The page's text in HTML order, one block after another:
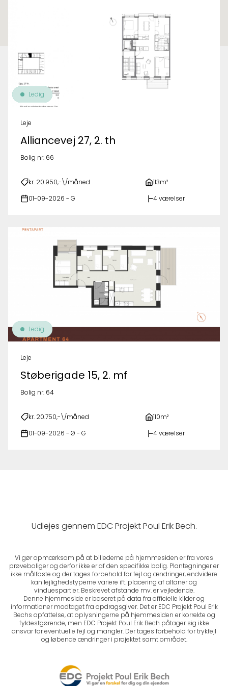
Ledig
Leje
Alliancevej 27, 2. th
Bolig nr. 66
kr. 20.950,-\/måned 113m²
01-09-2026 - G 4 værelser
Ledig
Leje
Støberigade 15, 2. mf
Bolig nr. 64
kr. 20.750,-\/måned 110m²
01-09-2026 - Ø - G 4 værelser
Udlejes gennem EDC Projekt Poul Erik Bech.
Vi gør opmærksom på at billederne på hjemmesiden er fra vores
prøveboliger og derfor ikke er af den specifikke bolig. Plantegninger er
ikke målfaste og der tages forbehold for fejl og ændringer, endvidere
kan lejlighedstyperne variere ift. placering af altaner og
vinduespartier. Beskrevet afstande mv. er vejledende.
Denne hjemmeside er baseret på data fra officielle kilder og
informationer modtaget fra opdragsgiver. Det er EDC Projekt Poul Erik
Bechs opfattelse, at oplysningerne på hjemmesiden er korrekte og
fyldestgørende, men EDC Projekt Poul Erik Bech påtager sig ikke
ansvar for eventuelle fejl og mangler. Der tages forbehold for trykfejl
og løbende ændringer i projektet samt området.